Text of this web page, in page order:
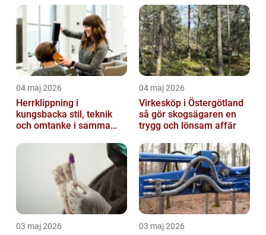
04 maj 2026
Herrklippning i
kungsbacka stil, teknik
och omtanke i samma
04 maj 2026
Virkesköp i Östergötland
så gör skogsägaren en
trygg och lönsam affär
03 maj 2026 03 maj 2026